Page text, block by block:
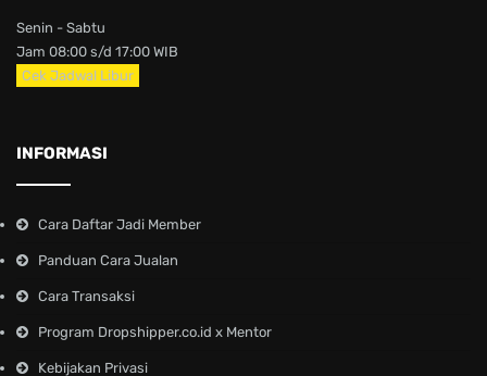
Senin - Sabtu
Jam 08:00 s/d 17:00 WIB
Cek Jadwal Libur
INFORMASI
Cara Daftar Jadi Member
Panduan Cara Jualan
Cara Transaksi
Program Dropshipper.co.id x Mentor
Kebijakan Privasi